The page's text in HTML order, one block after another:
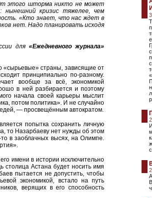
этого шторма никто не может
нынешний кризис тяжелее, чем
«Кто знает, что нас ждет в
нет. Надо планировать исходя
для «Ежедневного журнала»
«сырьевые» страны, зависящие от
принципиально по-разному.
вообще за всё, экономикой
в ней разбирается и поэтому
начала своей карьеры мыслит
потом политика». И не случайно
— просвещённым автократом.
попытка сохранить личную
то Назарбаеву нет нужды об этом
в заоблачных высях, на Олимпе.
имени в истории исключительно
столица Астана будет носить имя
пытается не допустить, чтобы
экономикой, встало на путь
верящих в его способность